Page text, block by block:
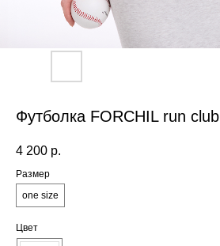
Футболка FORCHIL run club
4 200 р.
Размер
one size
Цвет